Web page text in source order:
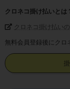
クロネコ掛け払いとは
クロネコ掛け払い
無料会員登録後にクロ